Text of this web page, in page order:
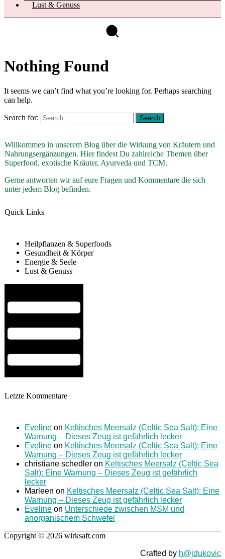
Lust & Genuss
Nothing Found
It seems we can’t find what you’re looking for. Perhaps searching
can help.
Search for:
Willkommen in unserem Blog über die Wirkung von Kräutern und
Nahrungsergänzungen. Hier findest Du zahlreiche Themen über
Superfood, exotische Kräuter, Ayurveda und TCM.
Gerne antworten wir auf eure Fragen und Kommentare die sich
unter jedem Blog befinden.
Quick Links
Heilpflanzen & Superfoods
Gesundheit & Körper
Energie & Seele
Lust & Genuss
Letzte Kommentare
Eveline on Keltisches Meersalz (Celtic Sea Salt): Eine
Warnung – Dieses Zeug ist gefährlich lecker
Eveline on Keltisches Meersalz (Celtic Sea Salt): Eine
Warnung – Dieses Zeug ist gefährlich lecker
christiane schedler on Keltisches Meersalz (Celtic Sea
Salt): Eine Warnung – Dieses Zeug ist gefährlich
lecker
Marleen on Keltisches Meersalz (Celtic Sea Salt): Eine
Warnung – Dieses Zeug ist gefährlich lecker
Eveline on Unterschiede zwischen MSM und
anorganischem Schwefel
Copyright © 2026 wirksaft.com
Crafted by h@jdukovic